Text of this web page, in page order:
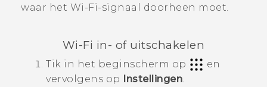
waar het Wi‍-Fi-signaal doorheen moet.
Wi‍-Fi in- of uitschakelen
Tik in het beginscherm op
en
vervolgens op
Instellingen.